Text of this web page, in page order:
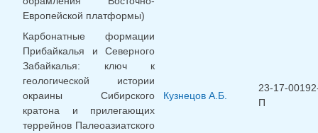
Европейской платформы)
Карбонатные формации
Прибайкалья и Северного
Забайкалья: ключ к
геологической истории
окраины Сибирского
кратона и прилегающих
террейнов Палеоазиатского
Кузнецов А.Б.
23-17-
П